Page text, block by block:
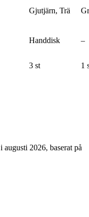
Gjutjärn, Trä
Handdisk –
3 st 1
2026, baserat på